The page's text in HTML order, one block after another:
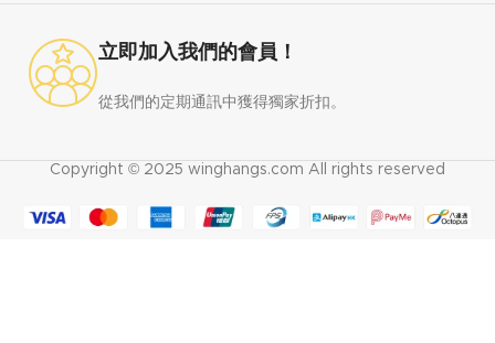
立即加入我們的會員！
從我們的定期通訊中獲得獨家折扣。
Copyright © 2025 winghangs.com All rights reserved